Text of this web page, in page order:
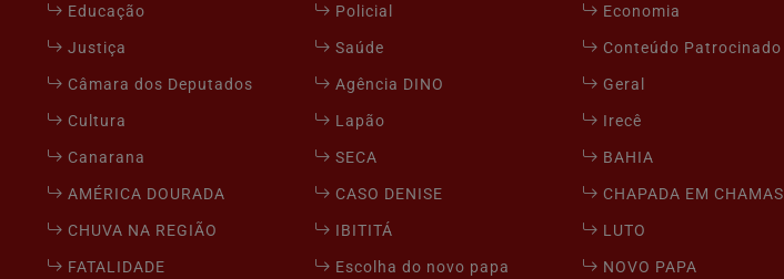
Educação
Policial Economia
Justiça
Saúde Conteúdo Patrocinado
Câmara dos Deputados
Agência DINO Geral
Cultura
Lapão Irecê
Canarana
SECA BAHIA
AMÉRICA DOURADA
CASO DENISE CHAPADA EM CHAMAS
CHUVA NA REGIÃO
IBITITÁ LUTO
FATALIDADE
Escolha do novo papa NOVO PAPA